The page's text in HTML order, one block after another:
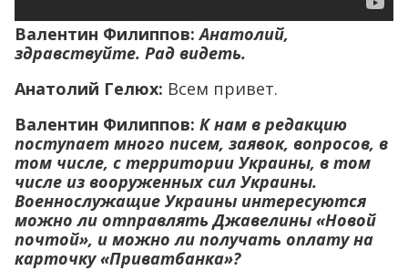
Валентин Филиппов: Анатолий,
здравствуйте. Рад видеть.
Анатолий Гелюх: Всем привет.
Валентин Филиппов: К нам в редакцию
поступает много писем, заявок, вопросов, в
том числе, с территории Украины, в том
числе из вооруженных сил Украины.
Военнослужащие Украины интересуются
можно ли отправлять Джавелины «Новой
почтой», и можно ли получать оплату на
карточку «Приватбанка»?